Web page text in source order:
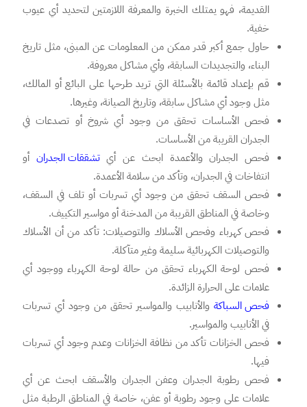
القديمة، فهو يمتلك الخبرة والمعرفة اللازمتين لتحديد أي عيوب
خفية.
حاول جمع أكبر قدر ممكن من المعلومات عن المبنى، مثل تاريخ
البناء، والتجديدات السابقة، وأي مشاكل معروفة.
قم بإعداد قائمة بالأسئلة التي تريد طرحها على البائع أو المالك،
مثل وجود أي مشاكل سابقة، وتاريخ الصيانة، وغيرها.
فحص الأساسات تحقق من وجود أي شروخ أو تصدعات في
الجدران القريبة من الأساسات.
فحص الجدران والأعمدة ابحث عن أيتشققات الجدران أو
انتفاخات في الجدران، وتأكد من سلامة الأعمدة.
فحص السقف تحقق من وجود أي تسربات أو تلف في السقف،
وخاصة في المناطق القريبة من المدخنة أو مواسير التكييف.
فحص كهرباء وفحص الأسلاك والتوصيلات: تأكد من أن الأسلاك
والتوصيلات الكهربائية سليمة وغير متآكلة.
فحص لوحة الكهرباء تحقق من حالة لوحة الكهرباء ووجود أي
علامات على الحرارة الزائدة.
فحص السباكة والأنابيب والمواسير تحقق من وجود أي تسربات
في الأنابيب والمواسير.
فحص الخزانات تأكد من نظافة الخزانات وعدم وجود أي تسربات
فيها.
فحص رطوبة الجدران وعفن الجدران والأسقف ابحث عن أي
علامات على وجود رطوبة أو عفن، خاصة في المناطق الرطبة مثل